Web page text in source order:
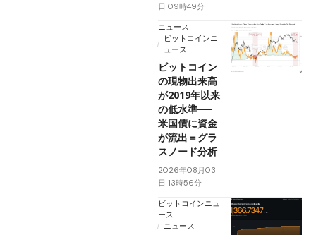
日 09時49分
ニュース
ビットコインニ
ュース
ビットコイン
の現物出来高
が2019年以来
の低水準──
米国債に資金
が流出＝グラ
スノード分析
2026年08月03
日 13時56分
ビットコインニュ
ース
ニュース